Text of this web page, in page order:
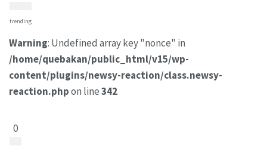
trending
Warning: Undefined array key "nonce" in
/home/quebakan/public_html/v15/wp-
content/plugins/newsy-reaction/class.newsy-
reaction.phpon line342
0